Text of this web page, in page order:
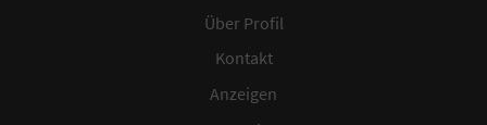
Über Profil
Kontakt
Anzeigen